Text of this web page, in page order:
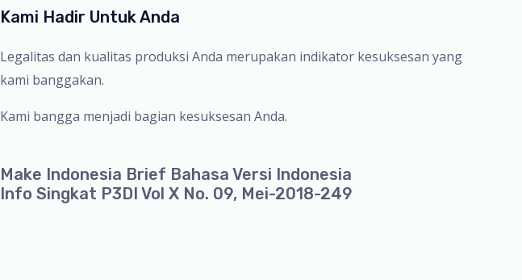
Kami Hadir Untuk Anda
Legalitas dan kualitas produksi Anda merupakan indikator kesuksesan yang
kami banggakan.
Kami bangga menjadi bagian kesuksesan Anda.
Make Indonesia Brief Bahasa Versi Indonesia
Info Singkat P3DI Vol X No. 09, Mei-2018-249